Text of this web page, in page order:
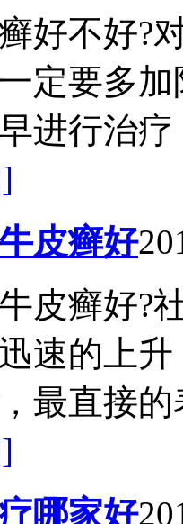
好不好?
定要多
进行治
皮癣好
皮癣好?
速的上
最直接
哪家好